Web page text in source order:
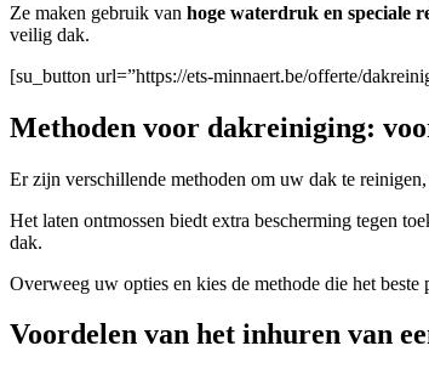
Ze maken gebruik van hoge waterdruk en speciale
veilig dak.
[su_button url=”https://ets-minnaert.be/offerte/
Methoden voor dakreiniging:
Er zijn verschillende methoden om uw dak te
Het laten ontmossen biedt extra bescherming tegen
dak.
Overweeg uw opties en kies de methode die het
Voordelen van het inhuren van